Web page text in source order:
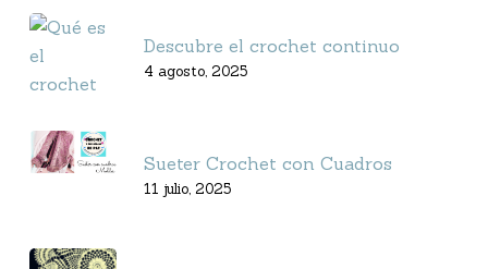
Descubre el crochet continuo
4 agosto, 2025
Sueter Crochet con Cuadros
11 julio, 2025